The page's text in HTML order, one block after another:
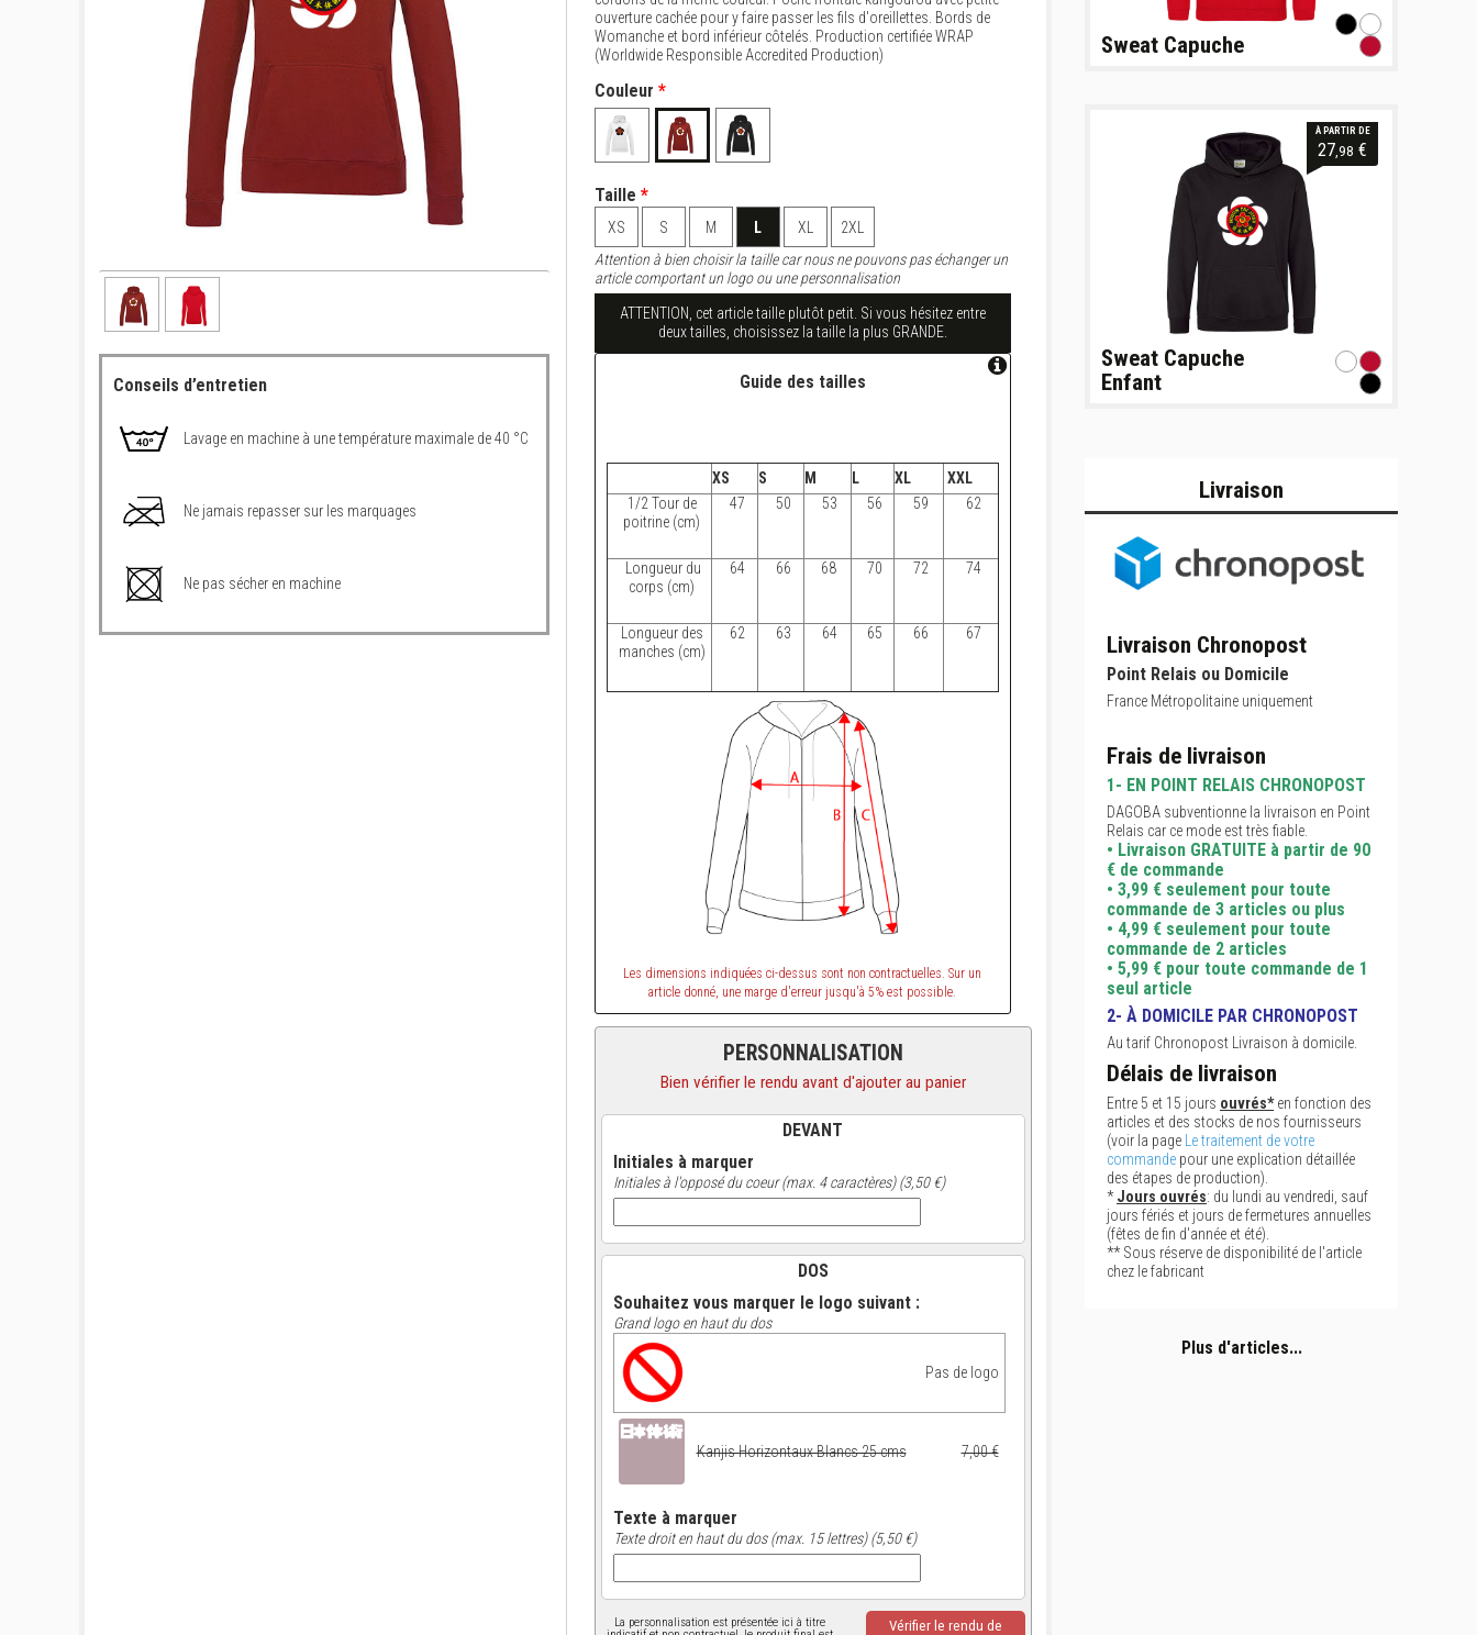
Conseils d’entretien
Lavage en machine à une température maximale de 40 °C
Ne jamais repasser sur les marquages
Ne pas sécher en machine
ouverture cachée pour y faire passer les fils d'oreillettes. Bords de
Womanche et bord inférieur côtelés. Production certifiée WRAP
(Worldwide Responsible Accredited Production)
Couleur *
Taille *
XS S M L XL
2XL
Attention à bien choisir la taille car nous ne pouvons pas échanger un
article comportant un logo ou une personnalisation
ATTENTION, cet article taille plutôt petit. Si vous hésitez entre
deux tailles, choisissez la taille la plus GRANDE.
Guide des tailles
XS S M L XL
XXL
1/2 Tour de
poitrine (cm)
47 50 53 56 59 62
Longueur du
corps (cm)
64 66 68 70 72 74
Longueur des
manches (cm)
62 63 64 65 66 67
Les dimensions indiquées ci-dessus sont non contractuelles. Sur un
article donné, une marge d'erreur jusqu'à 5% est possible.
PERSONNALISATION
Bien vérifier le rendu avant d'ajouter au panier
DEVANT
Initiales à marquer
Initiales à l'opposé du coeur (max. 4 caractères) (3,50 €)
DOS
Souhaitez vous marquer le logo suivant :
Grand logo en haut du dos
Pas de logo
Kanjis Horizontaux Blancs 25 cms 7,00 €
Texte à marquer
Texte droit en haut du dos (max. 15 lettres) (5,50 €)
La personnalisation est présentée ici à titre
Vérifier le rendu de
Sweat Capuche
À PARTIR DE
27,98 €
Sweat Capuche
Enfant
Livraison
Livraison Chronopost
Point Relais ou Domicile
France Métropolitaine uniquement
Frais de livraison
1- EN POINT RELAIS CHRONOPOST
DAGOBA subventionne la livraison en Point
Relais car ce mode est très fiable.
• Livraison GRATUITE à partir de 90
€ de commande
• 3,99 € seulement pour toute
commande de 3 articles ou plus
• 4,99 € seulement pour toute
commande de 2 articles
• 5,99 € pour toute commande de 1
seul article
2- À DOMICILE PAR CHRONOPOST
Au tarif Chronopost Livraison à domicile.
Délais de livraison
Entre 5 et 15 jours ouvrés*en fonction des
articles et des stocks de nos fournisseurs
(voir la page
Le traitement de votre
commande pour une explication détaillée
des étapes de production).
*Jours ouvrés: du lundi au vendredi, sauf
jours fériés et jours de fermetures annuelles
(fêtes de fin d'année et été).
** Sous réserve de disponibilité de l'article
chez le fabricant
Plus d'articles...